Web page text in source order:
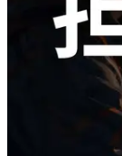
さらに読み込む